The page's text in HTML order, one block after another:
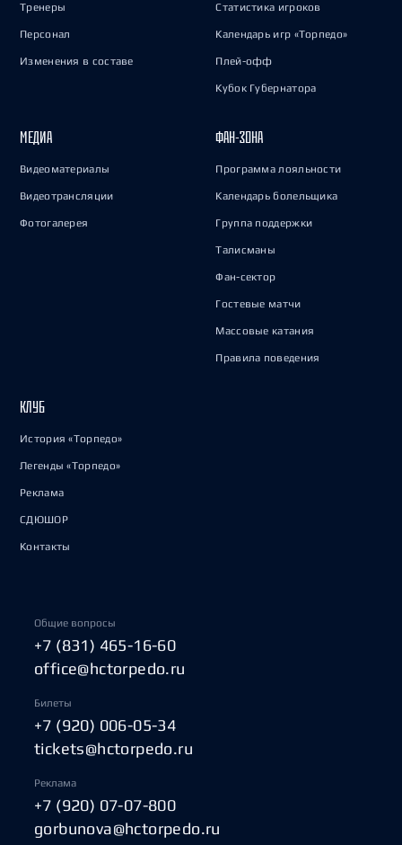
Тренеры
Персонал
Изменения в составе
Статистика игроков
Календарь игр «Торпедо»
Плей-офф
Кубок Губернатора
МЕДИА
Видеоматериалы
Видеотрансляции
Фотогалерея
ФАН-ЗОНА
Программа лояльности
Календарь болельщика
Группа поддержки
Талисманы
Фан-сектор
Гостевые матчи
Массовые катания
Правила поведения
КЛУБ
История «Торпедо»
Легенды «Торпедо»
Реклама
СДЮШОР
Контакты
Общие вопросы
+7 (831) 465-16-60
office@hctorpedo.ru
Билеты
+7 (920) 006-05-34
tickets@hctorpedo.ru
Реклама
+7 (920) 07-07-800
gorbunova@hctorpedo.ru